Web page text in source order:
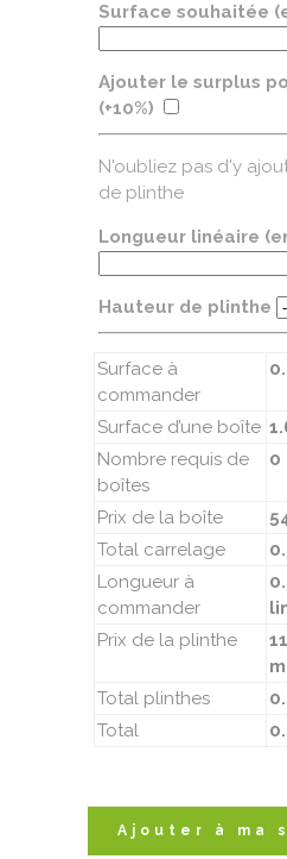
Surface souhaitée
Ajouter le surplus
(+10%)
N'oubliez pas d'y
de plinthe
Longueur linéaire
Hauteur de plinthe
Surface à
commander
Surface d’une boîte
Nombre requis de
boîtes
0
Prix de la boîte
Total carrelage
Longueur à
commander
Prix de la plinthe
Total plinthes
Total
Ajouter à ma